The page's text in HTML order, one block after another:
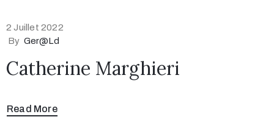
2 Juillet 2022
By Ger@ld
Catherine Marghieri
Read More